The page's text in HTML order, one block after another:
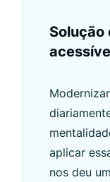
Solução
aplicar
nos deu